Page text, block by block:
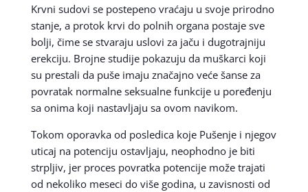
Krvni sudovi se postepeno vraćaju u svoje prirodno
stanje, a protok krvi do polnih organa postaje sve
bolji, čime se stvaraju uslovi za jaču i dugotrajniju
erekciju. Brojne studije pokazuju da muškarci koji
su prestali da puše imaju značajno veće šanse za
povratak normalne seksualne funkcije u poređenju
sa onima koji nastavljaju sa ovom navikom.
Tokom oporavka od posledica koje Pušenje i njegov
uticaj na potenciju ostavljaju, neophodno je biti
strpljiv, jer proces povratka potencije može trajati
od nekoliko meseci do više godina, u zavisnosti od